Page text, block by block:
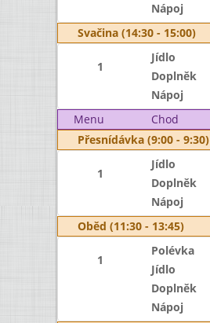
Nápoj
Svačina (14:30 - 15:00)
1
Jídlo
Doplněk
Nápoj
Menu
Chod
Přesnídávka (9:00 - 9:30)
1
Jídlo
Doplněk
Nápoj
Oběd (11:30 - 13:45)
1
Polévka
Jídlo
Doplněk
Nápoj